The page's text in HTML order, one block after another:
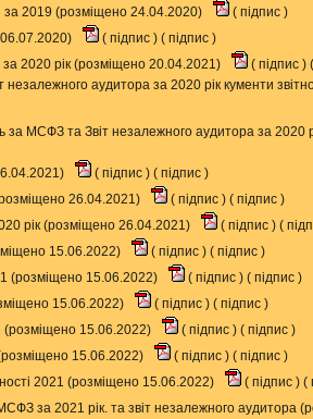
за 2019 (розміщено 24.04.2020)
( підпис )
( підпис ) ( підпис )
2020 рік (розміщено 20.04.2021)
( підпис ) (
незалежного аудитора за 2020 рік кументи
за МСФЗ та Звіт незалежного аудитора за
( підпис ) ( підпис )
26.04.2021)
( підпис ) ( підпис )
рік (розміщено 26.04.2021)
( підпис ) (
15.06.2022)
( підпис ) ( підпис )
(розміщено 15.06.2022)
( підпис ) ( підпис )
15.06.2022)
( підпис ) ( підпис )
(розміщено 15.06.2022)
( підпис ) ( підпис )
(розміщено 15.06.2022)
( підпис ) ( підпис )
2021 (розміщено 15.06.2022)
( підпис ) (
МСФЗ за 2021 рік. та звіт незалежного аудитора